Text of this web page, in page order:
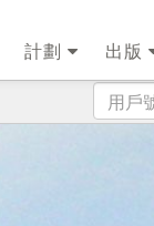
計劃 出版
用
戶